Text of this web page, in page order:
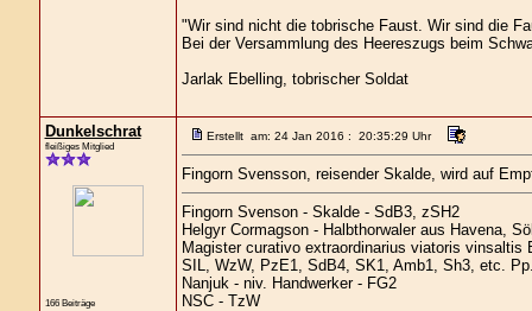
"Wir sind nicht die tobrische Faust. Wir sind die
Bei der Versammlung des Heereszugs beim
Jarlak Ebelling, tobrischer Soldat
Dunkelschrat
fleißiges Mitglied
166 Beiträge
Erstellt am: 24 Jan 2016 : 20:35:29 Uhr
Fingorn Svensson, reisender Skalde, wird auf
Fingorn Svenson - Skalde - SdB3, zSH2
Helgyr Cormagson - Halbthorwaler aus Havena,
Magister curativo extraordinarius viatoris
SIL, WzW, PzE1, SdB4, SK1, Amb1, Sh3, etc.
Nanjuk - niv. Handwerker - FG2
NSC - TzW